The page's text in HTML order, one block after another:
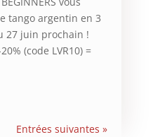
tango argentin en 3
27 juin prochain !
(code LVR10) =
Entrées suivantes »